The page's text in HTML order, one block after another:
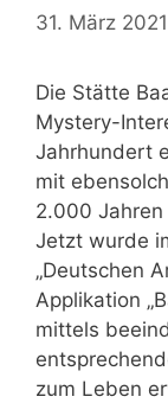
31. März 2021
Die Stätte
Mystery-
Jahrhundert
mit
2.000
Jetzt wurde
„Deutschen
Applikation
mittels
zum Leben